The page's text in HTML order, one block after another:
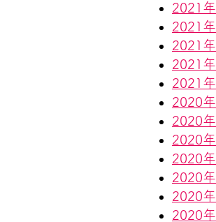
2021
2021
2021
2021
2021
2020
2020
2020
2020
2020
2020
2020